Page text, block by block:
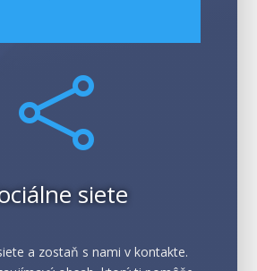

siete
a zostaň s nami v kontakte.